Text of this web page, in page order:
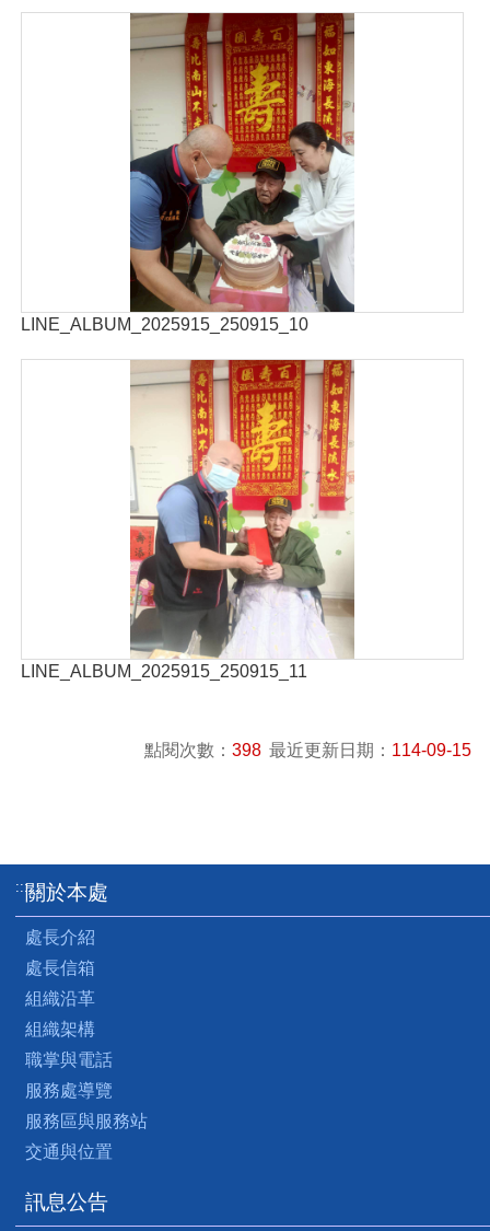
LINE_ALBUM_2025915_250915_10
LINE_ALBUM_2025915_250915_11
點閱次數： 398 最近更新日期： 114-09-15
:::關於本處
處長介紹
處長信箱
組織沿革
組織架構
職掌與電話
服務處導覽
服務區與服務站
交通與位置
訊息公告